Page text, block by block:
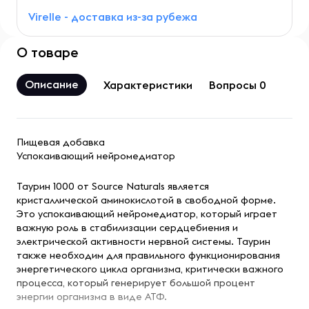
Virelle - доставка из-за рубежа
О товаре
Описание Характеристики Вопросы 0
Пищевая добавка
Успокаивающий нейромедиатор
Таурин 1000 от Source Naturals является
кристаллической аминокислотой в свободной форме.
Это успокаивающий нейромедиатор, который играет
важную роль в стабилизации сердцебиения и
электрической активности нервной системы. Таурин
также необходим для правильного функционирования
энергетического цикла организма, критически важного
процесса, который генерирует большой процент
энергии организма в виде АТФ.